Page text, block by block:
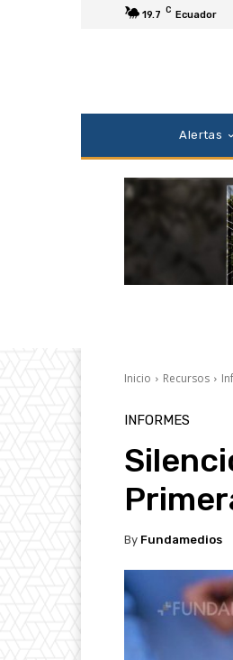
19.7 C Ecuador
Alertas
Inicio Recursos
INFORMES
By Fundamedios